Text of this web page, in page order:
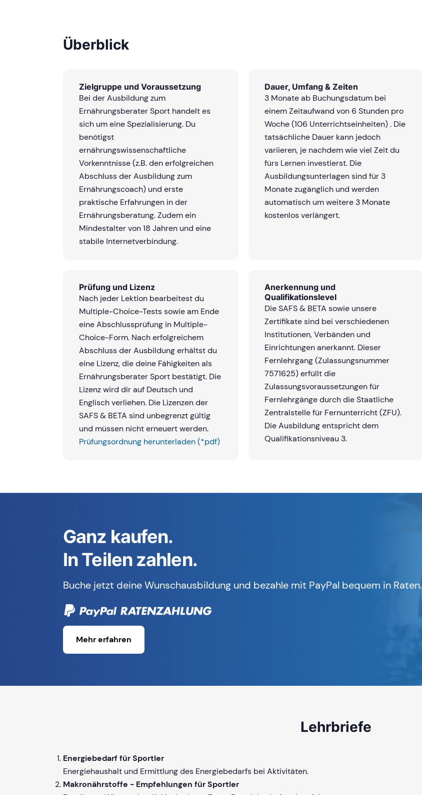
Überblick
Zielgruppe und Voraussetzung
Bei der Ausbildung zum
Ernährungsberater Sport handelt es
sich um eine Spezialisierung. Du
benötigst
ernährungswissenschaftliche
Vorkenntnisse (z.B. den erfolgreichen
Abschluss der Ausbildung zum
Ernährungscoach) und erste
praktische Erfahrungen in der
Ernährungsberatung. Zudem ein
Mindestalter von 18 Jahren und eine
stabile Internetverbindung.
Dauer, Umfang & Zeiten
3 Monate ab Buchungsdatum bei
einem Zeitaufwand von 6 Stunden pro
Woche(106 Unterrichtseinheiten). Die
tatsächliche Dauer kann jedoch
variieren, je nachdem wie viel Zeit du
fürs Lernen investierst. Die
Ausbildungsunterlagen sind für 3
Monate zugänglich und werden
automatisch um weitere 3 Monate
kostenlos verlängert.
Prüfung und Lizenz
Nach jeder Lektion bearbeitest du
Multiple-Choice-Tests sowie am Ende
eine Abschlussprüfung in Multiple-
Choice-Form. Nach erfolgreichem
Abschluss der Ausbildung erhältst du
eine Lizenz, die deine Fähigkeiten als
Ernährungsberater Sport bestätigt. Die
Lizenz wird dir auf Deutsch und
Englisch verliehen. Die Lizenzen der
SAFS & BETA sind unbegrenzt gültig
und müssen nicht erneuert werden.
Prüfungsordnung herunterladen (*pdf)
Anerkennung und
Qualifikationslevel
Die SAFS & BETA sowie unsere
Zertifikate sind bei verschiedenen
Institutionen, Verbänden und
Einrichtungen anerkannt. Dieser
Fernlehrgang (Zulassungsnummer
7571625) erfüllt die
Zulassungsvoraussetzungen für
Fernlehrgänge durch die Staatliche
Zentralstelle für Fernunterricht (ZFU).
Die Ausbildung entspricht dem
Qualifikationsniveau 3.
Ganz kaufen.
In Teilen zahlen.
Buche jetzt deine Wunschausbildung und bezahle mit PayPal bequem in Raten.
Mehr erfahren
Lehrbriefe
Energiebedarf für Sportler
Energiehaushalt und Ermittlung des Energiebedarfs bei Aktivitäten.
Makronährstoffe - Empfehlungen für Sportler